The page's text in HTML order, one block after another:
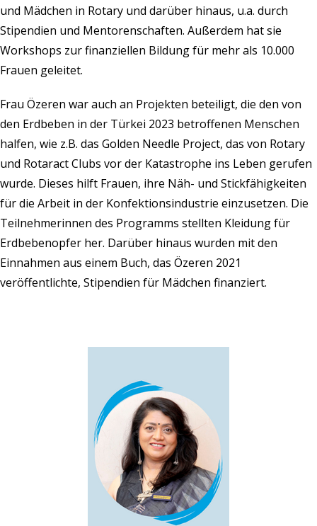
und Mädchen in Rotary und darüber hinaus, u.a. durch
Stipendien und Mentorenschaften. Außerdem hat sie
Workshops zur finanziellen Bildung für mehr als 10.000
Frauen geleitet.
Frau Özeren war auch an Projekten beteiligt, die den von
den Erdbeben in der Türkei 2023 betroffenen Menschen
halfen, wie z.B. das Golden Needle Project, das von Rotary
und Rotaract Clubs vor der Katastrophe ins Leben gerufen
wurde. Dieses hilft Frauen, ihre Näh- und Stickfähigkeiten
für die Arbeit in der Konfektionsindustrie einzusetzen. Die
Teilnehmerinnen des Programms stellten Kleidung für
Erdbebenopfer her. Darüber hinaus wurden mit den
Einnahmen aus einem Buch, das Özeren 2021
veröffentlichte, Stipendien für Mädchen finanziert.